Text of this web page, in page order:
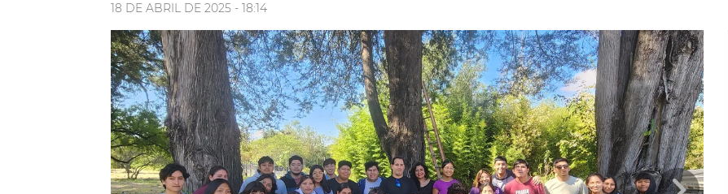
18 DE ABRIL DE 2025 - 18:14